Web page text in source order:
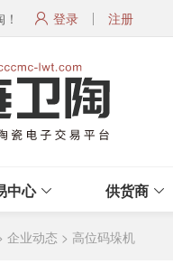
登录 注册
中心 供货商
企业动态 > 高位码垛机